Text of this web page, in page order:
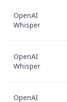
OpenAI
Whisper
OpenAI
Whisper
OpenAI